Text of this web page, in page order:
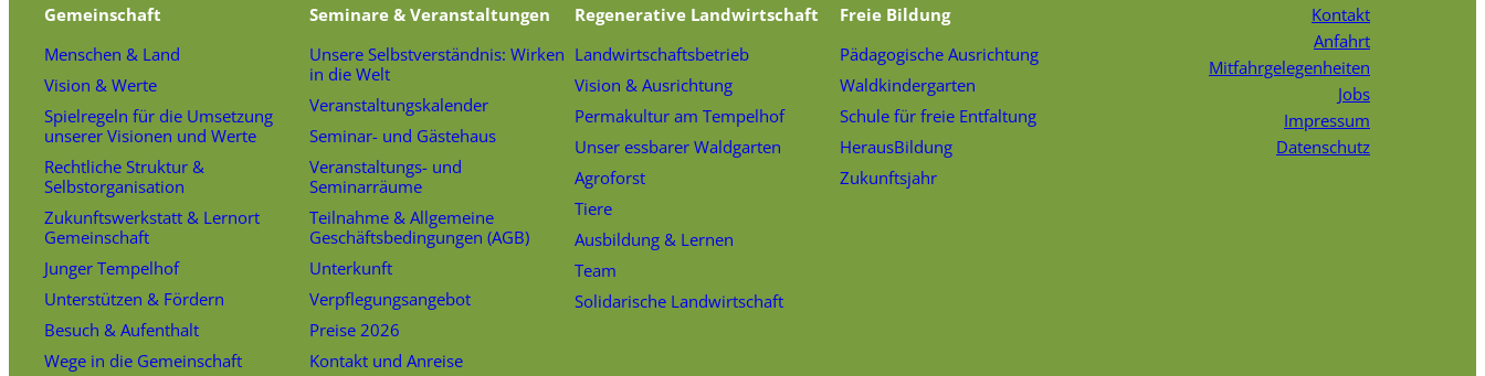
Gemeinschaft
Menschen & Land
Vision & Werte
Spielregeln für die Umsetzung
unserer Visionen und Werte
Rechtliche Struktur &
Selbstorganisation
Zukunftswerkstatt & Lernort
Gemeinschaft
Junger Tempelhof
Unterstützen & Fördern
Besuch & Aufenthalt
Wege in die Gemeinschaft
Seminare & Veranstaltungen
Unsere Selbstverständnis: Wirken
in die Welt
Veranstaltungskalender
Seminar- und Gästehaus
Veranstaltungs- und
Seminarräume
Teilnahme & Allgemeine
Geschäftsbedingungen (AGB)
Unterkunft
Verpflegungsangebot
Preise 2026
Kontakt und Anreise
Regenerative Landwirtschaft
Landwirtschaftsbetrieb
Vision & Ausrichtung
Permakultur am Tempelhof
Unser essbarer Waldgarten
Agroforst
Tiere
Ausbildung & Lernen
Team
Solidarische Landwirtschaft
Freie Bildung
Pädagogische Ausrichtung
Waldkindergarten
Schule für freie Entfaltung
HerausBildung
Zukunftsjahr
Kontakt
Anfahrt
Mitfahrgelegenheiten
Jobs
Impressum
Datenschutz